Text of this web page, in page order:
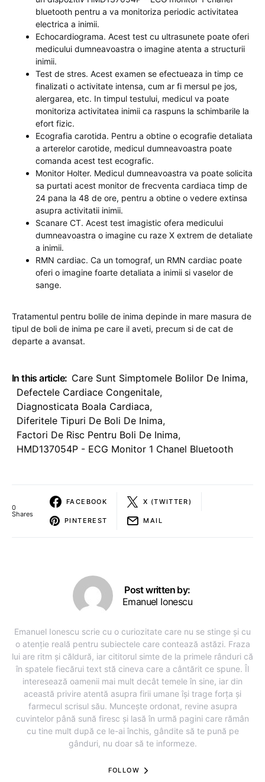
bluetooth pentru a va monitoriza periodic activitatea
electrica a inimii.
Echocardiograma. Acest test cu ultrasunete poate oferi
medicului dumneavoastra o imagine atenta a structurii
inimii.
Test de stres. Acest examen se efectueaza in timp ce
finalizati o activitate intensa, cum ar fi mersul pe jos,
alergarea, etc. In timpul testului, medicul va poate
monitoriza activitatea inimii ca raspuns la schimbarile la
efort fizic.
Ecografia carotida. Pentru a obtine o ecografie detaliata
a arterelor carotide, medicul dumneavoastra poate
comanda acest test ecografic.
Monitor Holter. Medicul dumneavoastra va poate solicita
sa purtati acest monitor de frecventa cardiaca timp de
24 pana la 48 de ore, pentru a obtine o vedere extinsa
asupra activitatii inimii.
Scanare CT. Acest test imagistic ofera medicului
dumneavoastra o imagine cu raze X extrem de detaliate
a inimii.
RMN cardiac. Ca un tomograf, un RMN cardiac poate
oferi o imagine foarte detaliata a inimii si vaselor de
sange.
Tratamentul pentru bolile de inima depinde in mare masura de
tipul de boli de inima pe care il aveti, precum si de cat de
departe a avansat.
In this article: Care Sunt Simptomele Bolilor De Inima,
Defectele Cardiace Congenitale,
Diagnosticata Boala Cardiaca,
Diferitele Tipuri De Boli De Inima,
Factori De Risc Pentru Boli De Inima,
HMD137054P - ECG Monitor 1 Chanel Bluetooth
0
Shares
FACEBOOK X (TWITTER)
PINTEREST MAIL
Post written by:
Emanuel Ionescu
Emanuel Ionescu scrie cu o curiozitate care nu se stinge și cu
o atenție reală pentru subiectele care contează astăzi. Fraza
lui are ritm și căldură, iar cititorul simte de la primele rânduri că
în spatele fiecărui text stă cineva care a cântărit ce spune. Îl
interesează oamenii mai mult decât temele în sine, iar din
această privire atentă asupra firii umane își trage forța și
farmecul scrisul său. Muncește ordonat, revine asupra
cuvintelor până sună firesc și lasă în urmă pagini care rămân
cu tine mult după ce le-ai închis, gândite să te pună pe
gânduri, nu doar să te informeze.
FOLLOW